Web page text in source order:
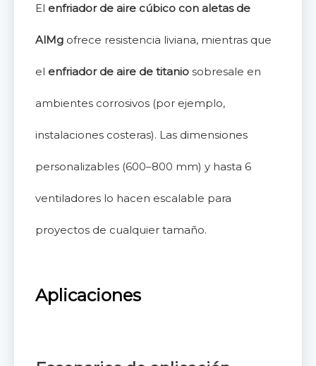
El enfriador de aire cúbico con aletas de
AlMg ofrece resistencia liviana, mientras que
el enfriador de aire de titanio sobresale en
ambientes corrosivos (por ejemplo,
instalaciones costeras). Las dimensiones
personalizables (600–800 mm) y hasta 6
ventiladores lo hacen escalable para
proyectos de cualquier tamaño.
Aplicaciones